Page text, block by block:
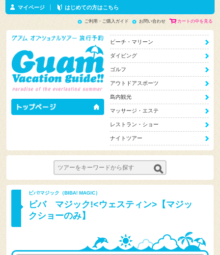
マイページ はじめての方はこちら
ご利用・ご購入ガイド お問い合わせ カートの中を見る
ビーチ・マリーン
ダイビング
ゴルフ
アウトドアスポーツ
島内観光
マッサージ・エステ
レストラン・ショー
ナイトツアー
ビバ!マジック（BIBA! MAGIC）
ビバ マジック!<ウェスティン>【マジッ
クショーのみ】